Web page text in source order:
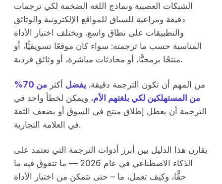
الشبكات العصبية ونماذج اللغة الضخمة لكي ترجمات
دقيقة ومراعية للسياق للمواقع الإلكترونية والوثائق
والتطبيقات على نطاق واسع. ويختلف اختيار الأداة
المناسبة حسب ما ترجمته: سواء كان موقعًا تسويقيًّا، أو
منتجًا برمجيًّا، أو محادثات مباشرة، أو وثائق فردية.
من المهم أن تكون الترجمة دقيقة. يفضل أكثر
من 70%
من المستهلكين لكي بلغتهم الأم، ويمكن لخطأ واحد في
الترجمة أن يعطل إطلاق منتج في السوق أو يضعف الثقة
في العلامة التجارية.
يقارن هذا الدليل بين أبرز أدوات الترجمة التي تعتمد على
الذكاء الاصطناعي في عام 2026 –– ما تتفوق فيه ما
حقًّا، وكيف تعمل، ما – حتى تتمكن من اختيار الأداة